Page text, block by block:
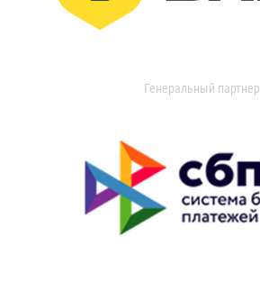
Генеральный партнер